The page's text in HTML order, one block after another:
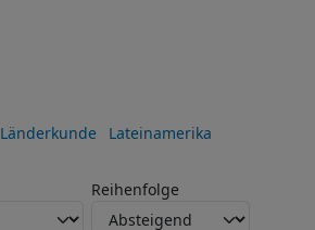
Länderkunde Lateinamerika
Reihenfolge